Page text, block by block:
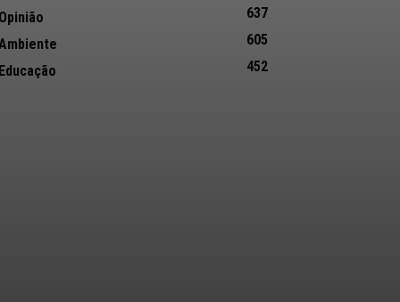
Opinião
637
605
Educação
452